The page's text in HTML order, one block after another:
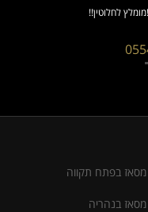
לחלוטין!!
מסאז בפתח תקווה
מסאז בנהריה